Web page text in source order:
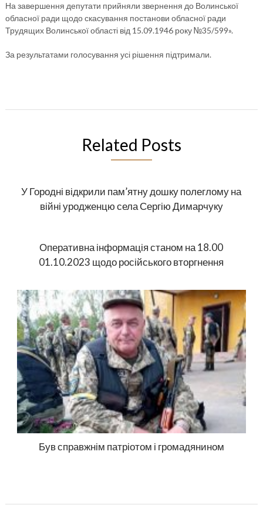
На завершення депутати прийняли звернення до Волинської
обласної ради щодо скасування постанови обласної ради
Трудящих Волинської області від 15.09.1946 року №35/599».
За результатами голосування усі рішення підтримали.
Related Posts
У Городні відкрили пам’ятну дошку полеглому на
війні уродженцю села Сергію Димарчуку
Оперативна інформація станом на 18.00
01.10.2023 щодо російського вторгнення
Був справжнім патріотом і громадянином